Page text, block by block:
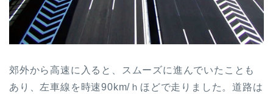
郊外から高速に入ると、スムーズに進んでいたことも
あり、左車線を時速90km/ｈほどで走りました。道路は